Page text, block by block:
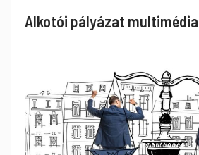
Alkotói pályázat